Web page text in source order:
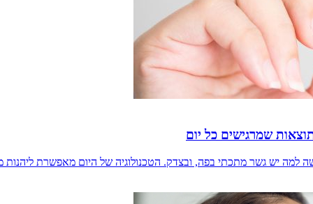
שמרגישים כל יום
למה יש גשר מתכתי בפה, ובצדק. הטכנולוגיה של היום מאפשרת